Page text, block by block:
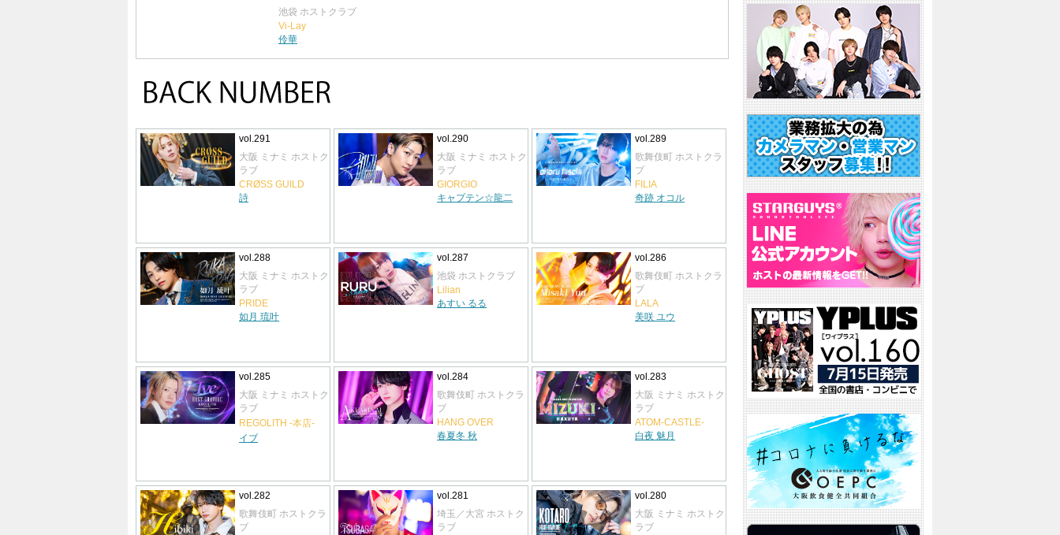
池袋 ホストクラブ
Vi-Lay
伶華
vol.291
大阪 ミナミ ホストク
ラブ
CRØSS GUILD
詩
vol.290
大阪 ミナミ ホストク
ラブ
GIORGIO
キャプテン☆龍二
vol.289
歌舞伎町 ホストクラ
ブ
FILIA
奇跡 オコル
vol.288
大阪 ミナミ ホストク
ラブ
PRIDE
如月 琉叶
vol.287
池袋 ホストクラブ
Lilian
あすい るる
vol.286
歌舞伎町 ホストクラ
ブ
LALA
美咲 ユウ
vol.285
大阪 ミナミ ホストク
ラブ
REGOLITH -本店-
イブ
vol.284
歌舞伎町 ホストクラ
ブ
HANG OVER
春夏冬 秋
vol.283
大阪 ミナミ ホストク
ラブ
ATOM-CASTLE-
白夜 魅月
vol.282
歌舞伎町 ホストクラ
ブ
vol.281
埼玉／大宮 ホストク
ラブ
vol.280
大阪 ミナミ ホストク
ラブ